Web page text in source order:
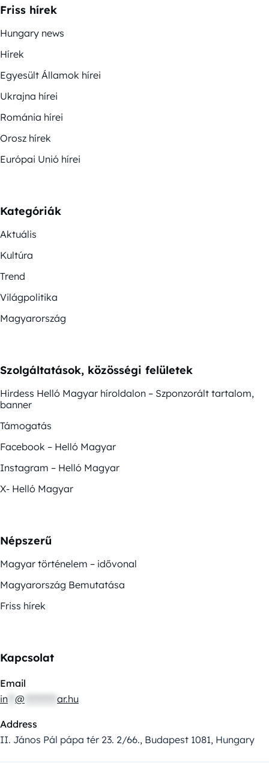
Friss hírek
Hungary news
Hírek
Egyesült Államok hírei
Ukrajna hírei
Románia hírei
Orosz hírek
Európai Unió hírei
Kategóriák
Aktuális
Kultúra
Trend
Világpolitika
Magyarország
Szolgáltatások, közösségi felületek
Hirdess Helló Magyar híroldalon – Szponzorált tartalom,
banner
Támogatás
Facebook – Helló Magyar
Instagram – Helló Magyar
X- Helló Magyar
Népszerű
Magyar történelem – idővonal
Magyarország Bemutatása
Friss hírek
Kapcsolat
Email
in @ ar.hu
Address
II. János Pál pápa tér 23. 2/66., Budapest 1081, Hungary